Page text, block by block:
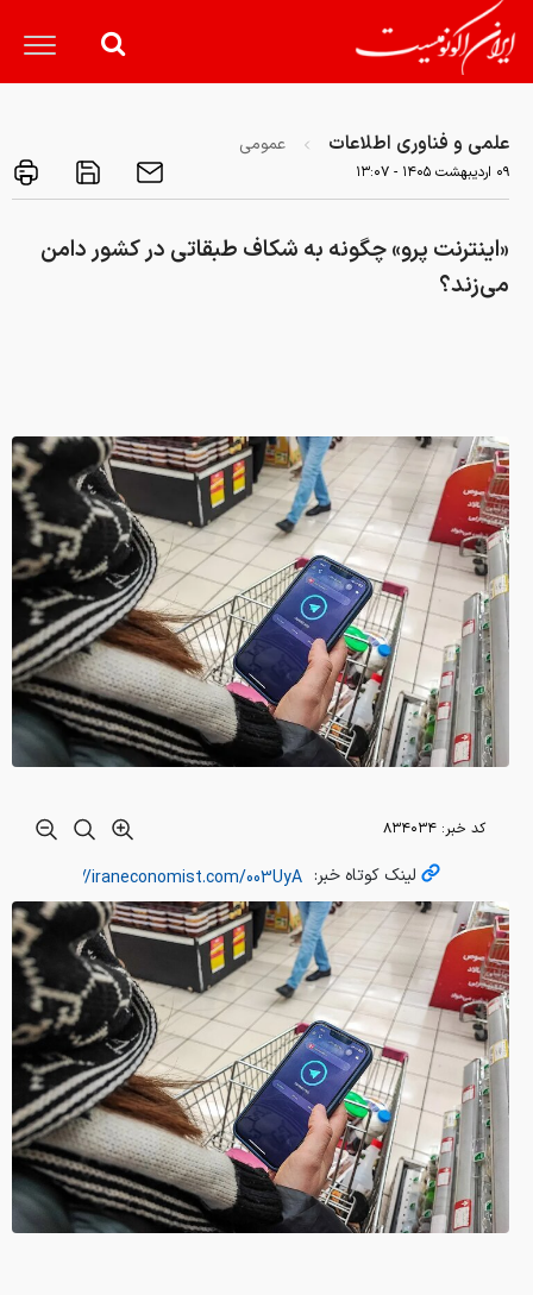
علمی و فناوری اطلاعات عمومی
۰۹ ارديبهشت ۱۴۰۵ - ۱۳:۰۷
«اینترنت پرو» چگونه به شکاف طبقاتی در کشور دامن
می‌زند؟
کد خبر: ۸۳۴۰۳۴
لینک کوتاه خبر: